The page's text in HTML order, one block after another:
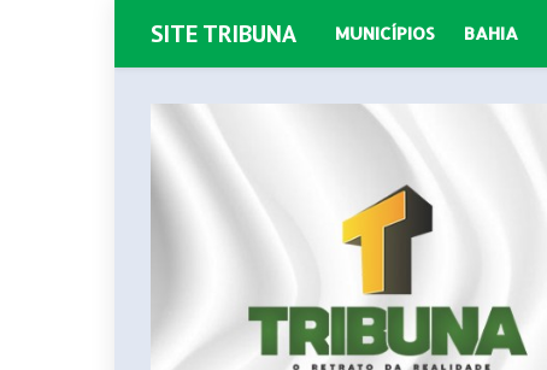
SITE TRIBUNA MUNICÍPIOS BAHIA